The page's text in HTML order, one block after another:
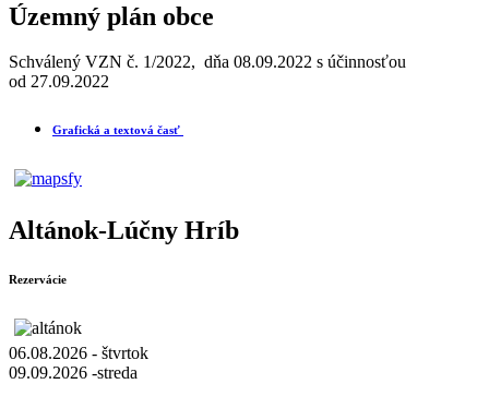
Územný plán obce
Schválený VZN č. 1/2022, dňa 08.09.2022 s účinnosťou
od 27.09.2022
Grafická a textová časť
Altánok-Lúčny Hríb
Rezervácie
06.08.2026 - štvrtok
09.09.2026 -streda